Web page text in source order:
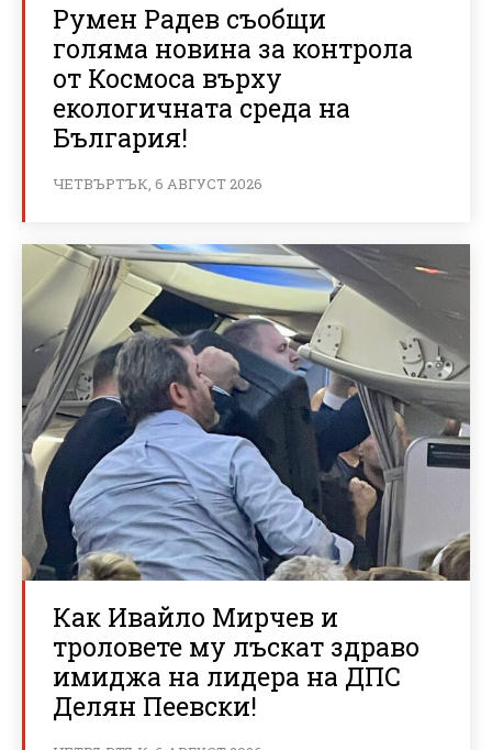
Румен Радев съобщи
голяма новина за контрола
от Космоса върху
екологичната среда на
България!
ЧЕТВЪРТЪК, 6 АВГУСТ 2026
Как Ивайло Мирчев и
троловете му лъскат здраво
имиджа на лидера на ДПС
Делян Пеевски!